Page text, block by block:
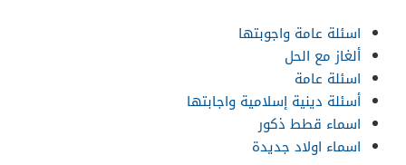
اسئلة عامة واجوبتها
ألغاز مع الحل
اسئلة عامة
أسئلة دينية إسلامية واجابتها
اسماء قطط ذكور
اسماء اولاد جديدة